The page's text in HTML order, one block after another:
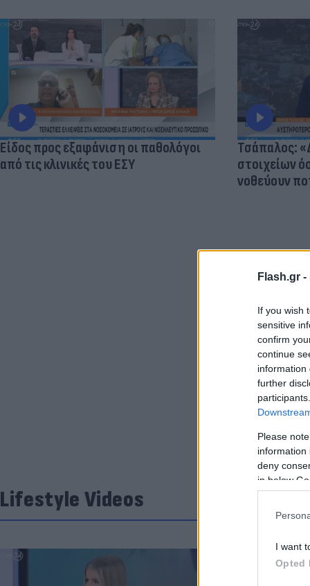
Flash.gr -
If you wish
sensitive
confirm
continue
information
further
Please
information
deny
in below
I want
Opted
Είδος προς εξαφάνιση οι παθολόγοι
από τις κλινικές του ΕΣΥ
Τσάπαλος:
στοιχείων
νοθεύουν
Lifestyle Videos